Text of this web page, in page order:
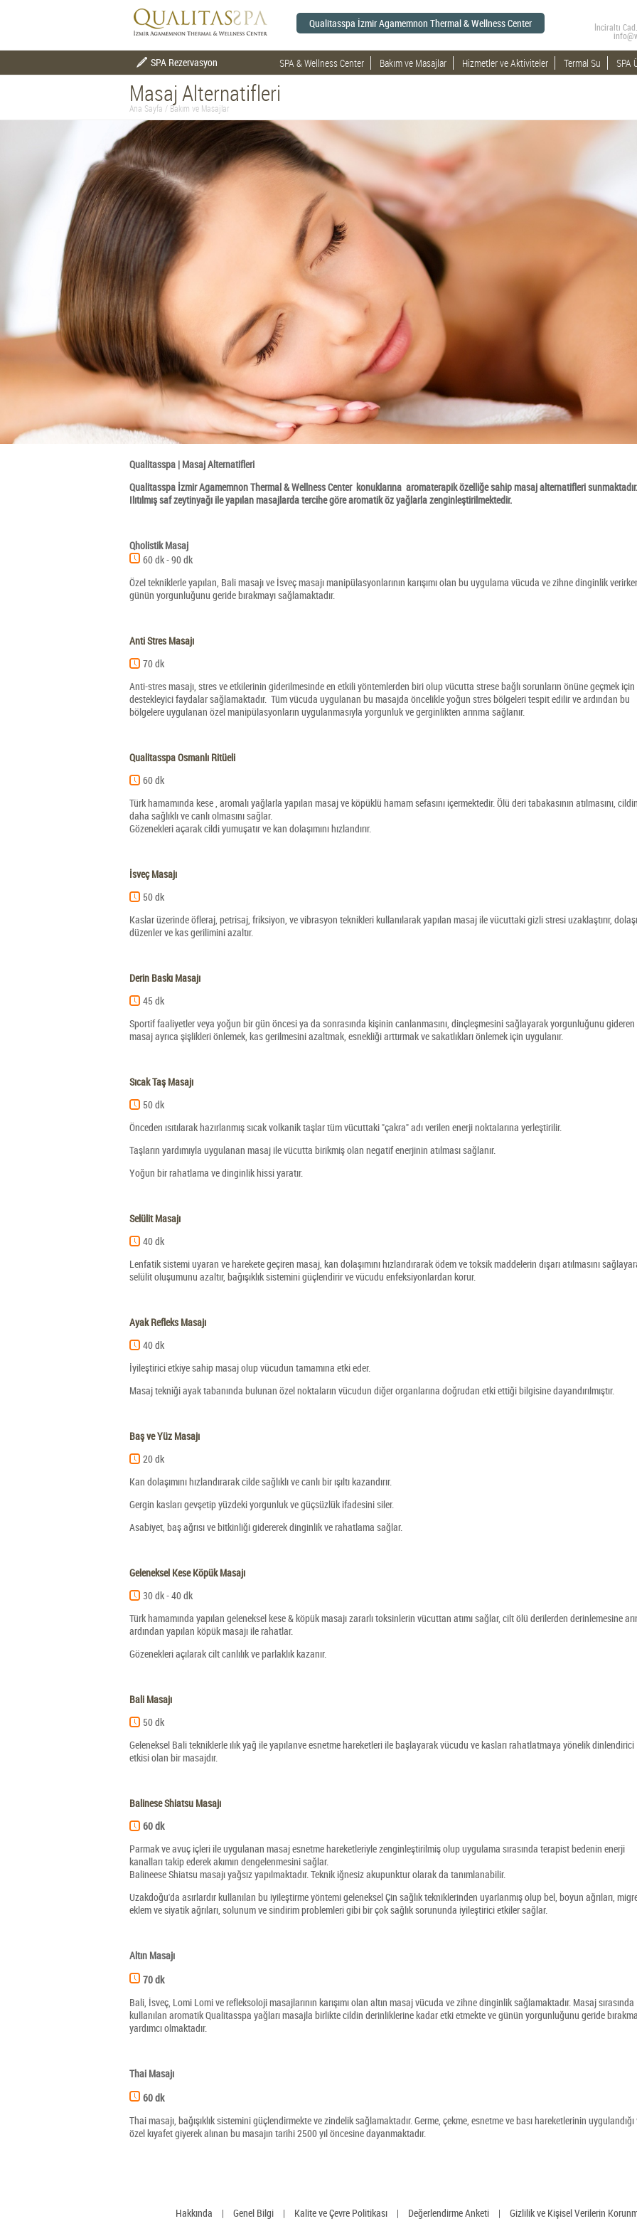
İnciraltı
Qualitasspa İzmir Agamemnon Thermal & Wellness Center
SPA Rezervasyon SPA & Wellness Center Bakım ve Masajlar Hizmetler ve Aktiviteler Termal Su SPA
Masaj Alternatifleri
Ana Sayfa / Bakım ve Masajlar
Qualitasspa | Masaj Alternatifleri
Qualitasspa İzmir Agamemnon Thermal & Wellness Center konuklarına aromaterapik özelliğe sahip masaj alternatifleri sunmaktadır.
Ilıtılmış saf zeytinyağı ile yapılan masajlarda tercihe göre aromatik öz yağlarla zenginleştirilmektedir.
Qholistik Masaj
60 dk - 90 dk
Özel tekniklerle yapılan, Bali masajı ve İsveç masajı manipülasyonlarının karışımı olan bu uygulama vücuda ve zihne dinginlik
günün yorgunluğunu geride bırakmayı sağlamaktadır.
Anti Stres Masajı
70 dk
Anti-stres masajı, stres ve etkilerinin giderilmesinde en etkili yöntemlerden biri olup vücutta strese bağlı sorunların önüne geçmek için
destekleyici faydalar sağlamaktadır. Tüm vücuda uygulanan bu masajda öncelikle yoğun stres bölgeleri tespit edilir ve ardından bu
bölgelere uygulanan özel manipülasyonların uygulanmasıyla yorgunluk ve gerginlikten arınma sağlanır.
Qualitasspa Osmanlı Ritüeli
60 dk
Türk hamamında kese , aromalı yağlarla yapılan masaj ve köpüklü hamam sefasını içermektedir. Ölü deri tabakasının atılmasını,
daha sağlıklı ve canlı olmasını sağlar.
Gözenekleri açarak cildi yumuşatır ve kan dolaşımını hızlandırır.
İsveç Masajı
50 dk
Kaslar üzerinde öfleraj, petrisaj, friksiyon, ve vibrasyon teknikleri kullanılarak yapılan masaj ile vücuttaki gizli stresi uzaklaştırır,
düzenler ve kas gerilimini azaltır.
Derin Baskı Masajı
45 dk
Sportif faaliyetler veya yoğun bir gün öncesi ya da sonrasında kişinin canlanmasını, dinçleşmesini sağlayarak yorgunluğunu gideren
masaj ayrıca şişlikleri önlemek, kas gerilmesini azaltmak, esnekliği arttırmak ve sakatlıkları önlemek için uygulanır.
Sıcak Taş Masajı
50 dk
Önceden ısıtılarak hazırlanmış sıcak volkanik taşlar tüm vücuttaki "çakra" adı verilen enerji noktalarına yerleştirilir.
Taşların yardımıyla uygulanan masaj ile vücutta birikmiş olan negatif enerjinin atılması sağlanır.
Yoğun bir rahatlama ve dinginlik hissi yaratır.
Selülit Masajı
40 dk
Lenfatik sistemi uyaran ve harekete geçiren masaj, kan dolaşımını hızlandırarak ödem ve toksik maddelerin dışarı atılmasını
selülit oluşumunu azaltır, bağışıklık sistemini güçlendirir ve vücudu enfeksiyonlardan korur.
Ayak Refleks Masajı
40 dk
İyileştirici etkiye sahip masaj olup vücudun tamamına etki eder.
Masaj tekniği ayak tabanında bulunan özel noktaların vücudun diğer organlarına doğrudan etki ettiği bilgisine dayandırılmıştır.
Baş ve Yüz Masajı
20 dk
Kan dolaşımını hızlandırarak cilde sağlıklı ve canlı bir ışıltı kazandırır.
Gergin kasları gevşetip yüzdeki yorgunluk ve güçsüzlük ifadesini siler.
Asabiyet, baş ağrısı ve bitkinliği gidererek dinginlik ve rahatlama sağlar.
Geleneksel Kese Köpük Masajı
30 dk - 40 dk
Türk hamamında yapılan geleneksel kese & köpük masajı zararlı toksinlerin vücuttan atımı sağlar, cilt ölü derilerden derinlemesine
ardından yapılan köpük masajı ile rahatlar.
Gözenekleri açılarak cilt canlılık ve parlaklık kazanır.
Bali Masajı
50 dk
Geleneksel Bali tekniklerle ılık yağ ile yapılanve esnetme hareketleri ile başlayarak vücudu ve kasları rahatlatmaya yönelik dinlendirici
etkisi olan bir masajdır.
Balinese Shiatsu Masajı
60 dk
Parmak ve avuç içleri ile uygulanan masaj esnetme hareketleriyle zenginleştirilmiş olup uygulama sırasında terapist bedenin enerji
kanalları takip ederek akımın dengelenmesini sağlar.
Balineese Shiatsu masajı yağsız yapılmaktadır.Teknik iğnesiz akupunktur olarak da tanımlanabilir.
Uzakdoğu'da asırlardır kullanılan bu iyileştirme yöntemi geleneksel Çin sağlık tekniklerinden uyarlanmış olup bel, boyun ağrıları,
eklem ve siyatik ağrıları, solunum ve sindirim problemleri gibi bir çok sağlık sorununda iyileştirici etkiler sağlar.
Altın Masajı
70 dk
Bali, İsveç, Lomi Lomi ve refleksoloji masajlarının karışımı olan altın masaj vücuda ve zihne dinginlik sağlamaktadır. Masaj sırasında
kullanılan aromatik Qualitasspa yağları masajla birlikte cildin derinliklerine kadar etki etmekte ve günün yorgunluğunu geride
yardımcı olmaktadır.
Thai Masajı
60 dk
Thai masajı, bağışıklık sistemini güçlendirmekte ve zindelik sağlamaktadır. Germe, çekme, esnetme ve bası hareketlerinin uygulandığı
özel kıyafet giyerek alınan bu masajın tarihi 2500 yıl öncesine dayanmaktadır.
Hakkında | Genel Bilgi | Kalite ve Çevre Politikası | Değerlendirme Anketi | Gizlilik ve Kişisel Verilerin